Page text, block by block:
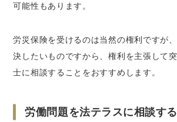
可能性もあります。
労災保険を受けるのは当然の権利ですが
決したいものですから、権利を主張して
士に相談することをおすすめします。
労働問題を法テラスに相談す